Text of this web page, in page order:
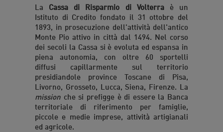
La Cassa di Risparmio di Volterraè un
Istituto di Credito fondato il 31 ottobre del
1893, in prosecuzione dell'attività dell'antico
Monte Pio attivo in città dal 1494. Nel corso
dei secoli la Cassa si è evoluta ed espansa in
piena autonomia, con oltre 60 sportelli
diffusi capillarmente sul territorio
presidiandole province Toscane di Pisa,
Livorno, Grosseto, Lucca, Siena, Firenze. La
mission che si prefigge è di essere la Banca
territoriale di riferimento per famiglie,
piccole e medie imprese, attività artigianali
ed agricole.